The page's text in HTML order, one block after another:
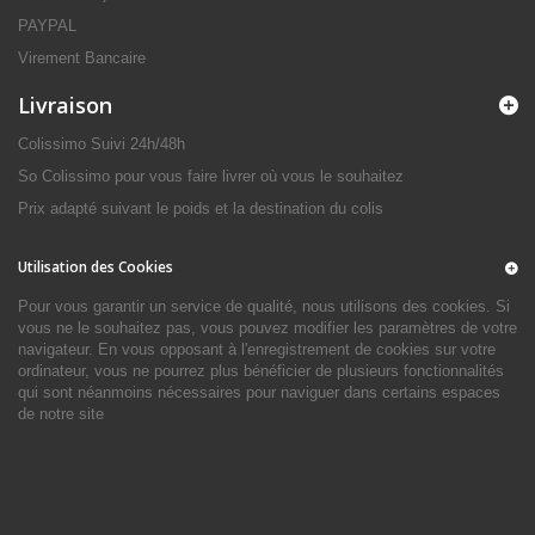
PAYPAL
Virement Bancaire
Livraison
Colissimo Suivi 24h/48h
So Colissimo pour vous faire livrer où vous le souhaitez
Prix adapté suivant le poids et la destination du colis
Utilisation des Cookies
Pour vous garantir un service de qualité, nous utilisons des cookies. Si
vous ne le souhaitez pas, vous pouvez modifier les paramètres de votre
navigateur. En vous opposant à l'enregistrement de cookies sur votre
ordinateur, vous ne pourrez plus bénéficier de plusieurs fonctionnalités
qui sont néanmoins nécessaires pour naviguer dans certains espaces
de notre site